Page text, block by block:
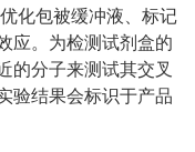
化包被缓冲液、标记
应。为检测试剂盒的
的分子来测试其交叉
验结果会标识于产品